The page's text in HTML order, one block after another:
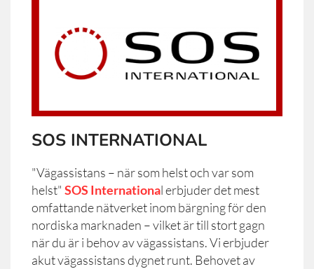
SOS INTERNATIONAL
"Vägassistans – när som helst och var som
helst" SOS International erbjuder det mest
omfattande nätverket inom bärgning för den
nordiska marknaden – vilket är till stort gagn
när du är i behov av vägassistans. Vi erbjuder
akut vägassistans dygnet runt. Behovet av